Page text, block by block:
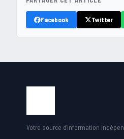
Facebook Twitter
Votre source d'information